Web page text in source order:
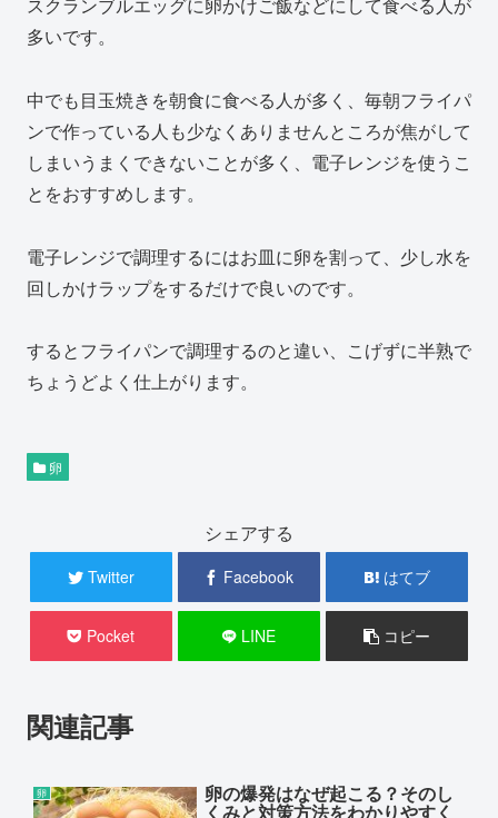
多いです。
中でも目玉焼きを朝食に食べる人が多く、毎朝フライパ
ンで作っている人も少なくありませんところが焦がして
しまいうまくできないことが多く、電子レンジを使うこ
とをおすすめします。
電子レンジで調理するにはお皿に卵を割って、少し水を
回しかけラップをするだけで良いのです。
するとフライパンで調理するのと違い、こげずに半熟で
ちょうどよく仕上がります。
卵
シェアする
Twitter Facebook はてブ
Pocket LINE コピー
関連記事
卵 卵の爆発はなぜ起こる？そのし
くみと対策方法をわかりやすく